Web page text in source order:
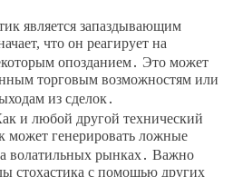
является запаздывающим
что он реагирует на
опозданием․ Это может
торговым возможностям или
из сделок․
и любой другой технический
может генерировать ложные
волатильных рынках․ Важно
стохастика с помощью других